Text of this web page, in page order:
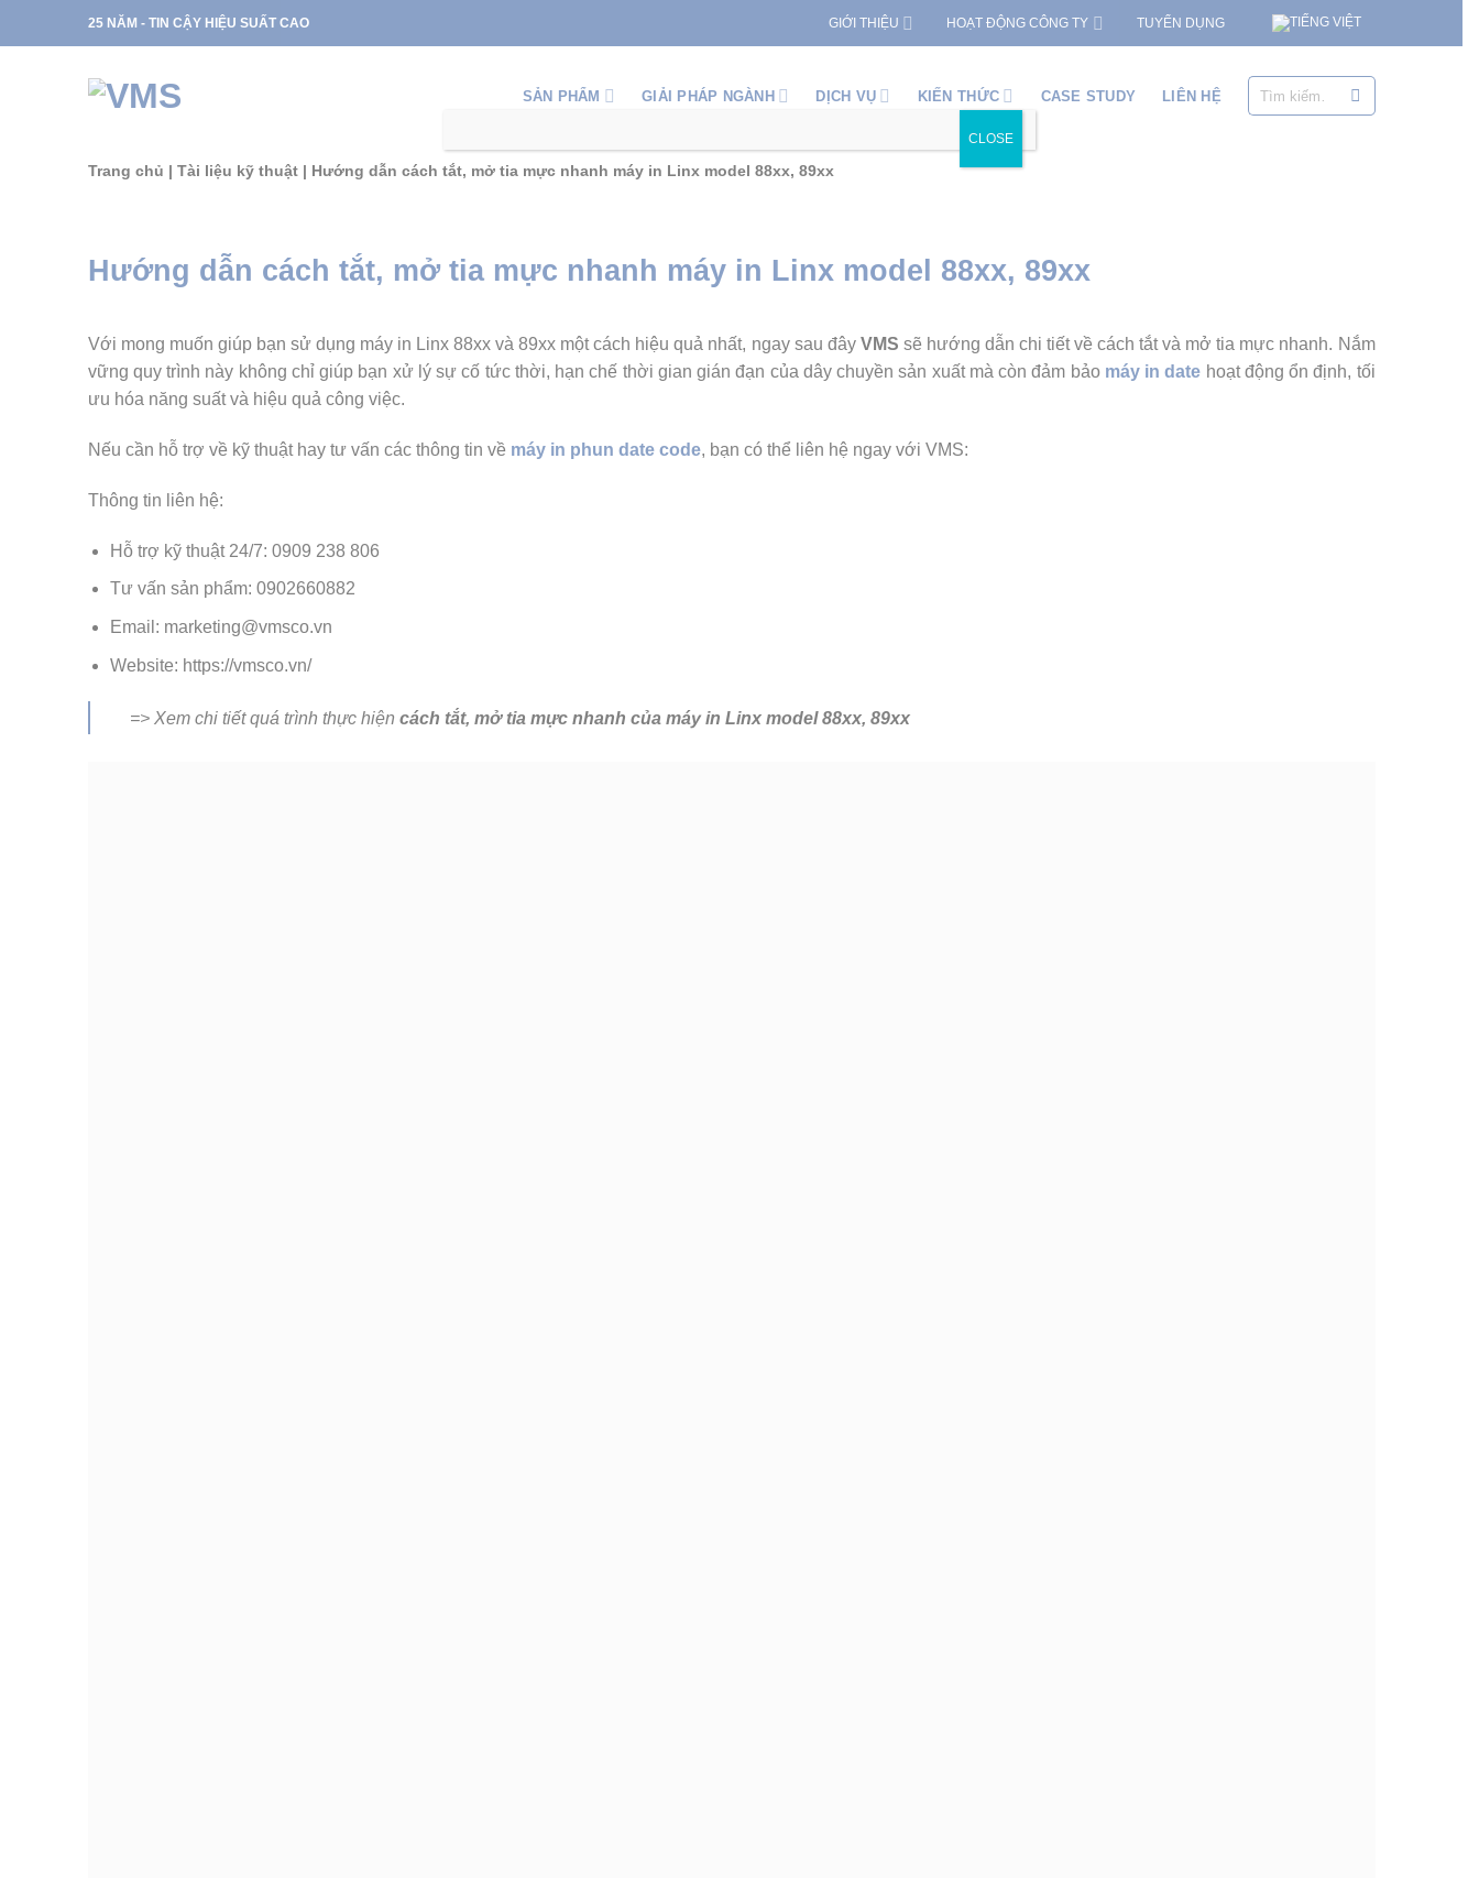
25 NĂM - TIN CẬY HIỆU SUẤT CAO GIỚI THIỆU HOẠT ĐỘNG CÔNG TY TUYỂN DỤNG
SẢN PHẨM GIẢI PHÁP NGÀNH DỊCH VỤ KIẾN THỨC CASE STUDY LIÊN HỆ
Tìm
kiếm:
Trang chủ | Tài liệu kỹ thuật| Hướng dẫn cách tắt, mở tia mực nhanh máy in Linx model 88xx, 89xx
Hướng dẫn cách tắt, mở tia mực nhanh máy in Linx model 88xx, 89xx
Với mong muốn giúp bạn sử dụng máy in Linx 88xx và 89xx một cách hiệu quả nhất, ngay sau đây VMS sẽ hướng dẫn chi tiết về cách tắt và mở tia mực nhanh. Nắm
vững quy trình này không chỉ giúp bạn xử lý sự cố tức thời, hạn chế thời gian gián đạn của dây chuyền sản xuất mà còn đảm bảo máy in date hoạt động ổn định, tối
ưu hóa năng suất và hiệu quả công việc.
Nếu cần hỗ trợ về kỹ thuật hay tư vấn các thông tin về máy in phun date code, bạn có thể liên hệ ngay với VMS:
Thông tin liên hệ:
Hỗ trợ kỹ thuật 24/7:0909 238 806
Tư vấn sản phẩm:0902660882
Email: marketing@vmsco.vn
Website: https://vmsco.vn/
=> Xem chi tiết quá trình thực hiện cách tắt, mở tia mực nhanh của máy in Linx model 88xx, 89xx
CLOSE